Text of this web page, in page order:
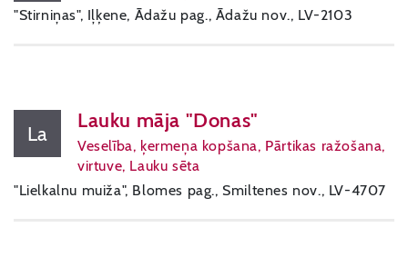
"Stirniņas", Iļķene, Ādažu pag., Ādažu nov., LV-2103
La
Lauku māja "Donas"
Veselība, ķermeņa kopšana, Pārtikas ražošana,
virtuve, Lauku sēta
"Lielkalnu muiža", Blomes pag., Smiltenes nov., LV-4707